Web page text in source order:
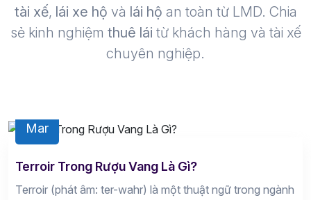
tài xế, lái xe hộ và lái hộ an toàn từ LMD. Chia
sẻ kinh nghiệm thuê lái từ khách hàng và tài xế
chuyên nghiệp.
Mar
Terroir Trong Rượu Vang Là Gì?
Terroir (phát âm: ter-wahr) là một thuật ngữ trong ngành